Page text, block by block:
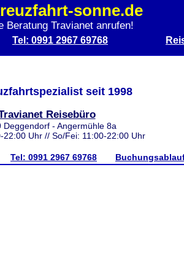
sonne.de
Beratung Travianet anrufen!
Tel: 0991 2967 69768
seit 1998
Reisebüro
Deggendorf - Angermühle 8a
22:00 Uhr // So/Fei: 11:00-22:00 Uhr
Tel: 0991 2967 69768